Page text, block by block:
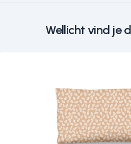
Wellicht vind je